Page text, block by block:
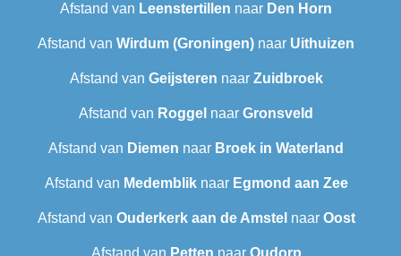
Afstand van Leenstertillen‎ naar Den Horn
Afstand van Wirdum (Groningen) naar Uithuizen
Afstand van Geijsteren naar Zuidbroek
Afstand van Roggel naar Gronsveld
Afstand van Diemen naar Broek in Waterland
Afstand van Medembliknaar Egmond aan Zee
Afstand van Ouderkerk aan de Amstel naar Oost
Afstand van Petten naar Oudorp